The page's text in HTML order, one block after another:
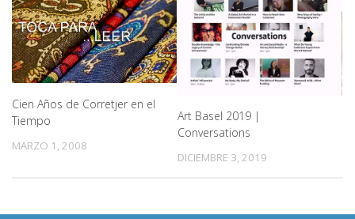
Cien Años de Corretjer en el
Tiempo
MARZO 1, 2008
Art Basel 2019 |
Conversations
DICIEMBRE 3, 2019